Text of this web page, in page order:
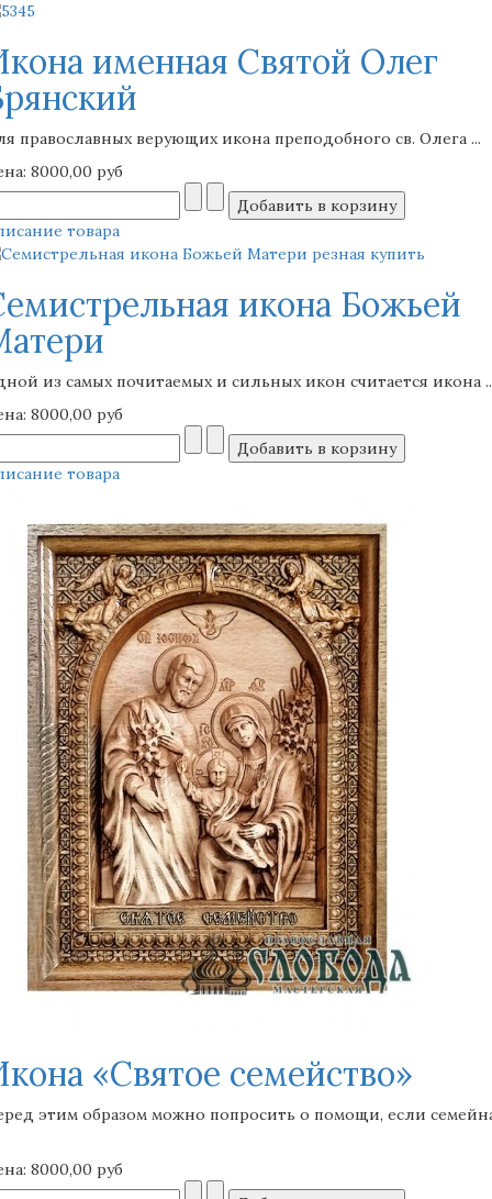
именная Святой Олег
православных верующих икона преподобного св. Олега ...
8000,00 руб
товара
икона Божьей
из самых почитаемых и сильных икон считается икона
8000,00 руб
товара
«Святое семейство»
этим образом можно попросить о помощи, если
8000,00 руб